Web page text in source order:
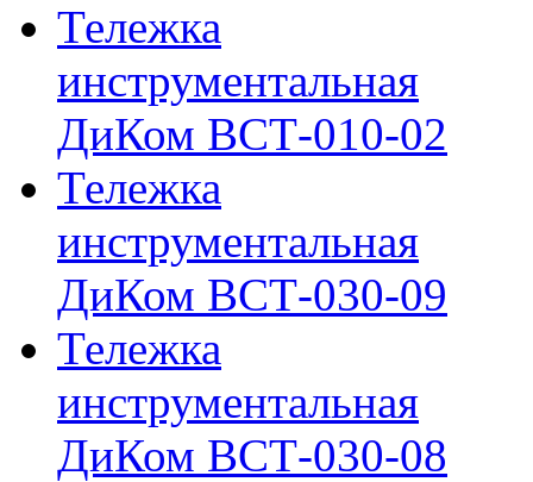
Тележка
инструментальная
ДиКом ВСТ-010-02
Тележка
инструментальная
ДиКом ВСТ-030-09
Тележка
инструментальная
ДиКом ВСТ-030-08